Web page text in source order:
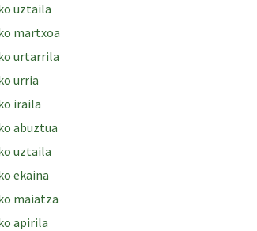
uztaila
martxoa
urtarrila
urria
iraila
abuztua
uztaila
ekaina
maiatza
apirila